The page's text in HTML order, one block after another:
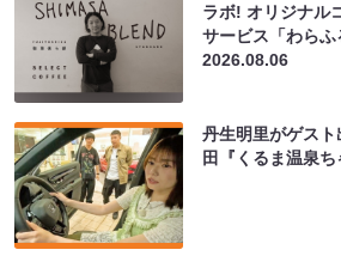
ラボ! オリジナル
サービス「わら
2026.08.06
丹生明里がゲス
田『くるま温泉